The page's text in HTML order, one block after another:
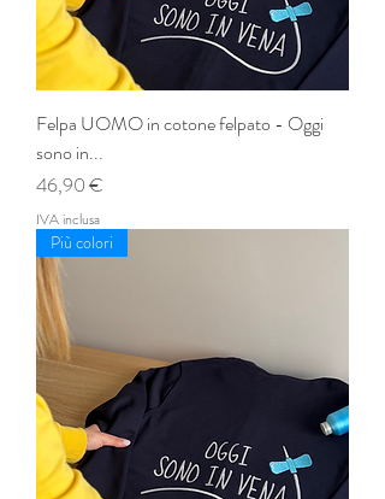
Felpa UOMO in cotone felpato - Oggi
sono in...
Prezzo
46,90 €
IVA inclusa
Più colori